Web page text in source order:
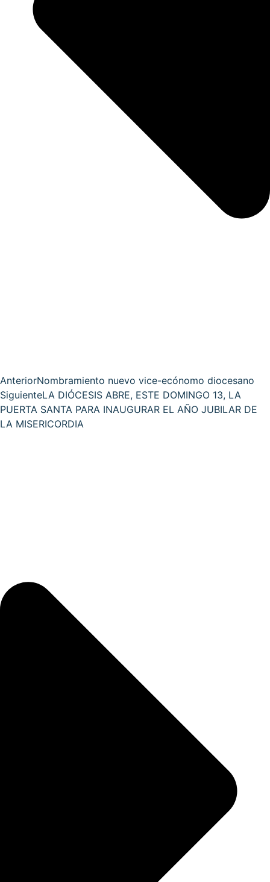
AnteriorNombramiento nuevo vice-ecónomo diocesano
SiguienteLA DIÓCESIS ABRE, ESTE DOMINGO 13, LA
PUERTA SANTA PARA INAUGURAR EL AÑO JUBILAR DE
LA MISERICORDIA